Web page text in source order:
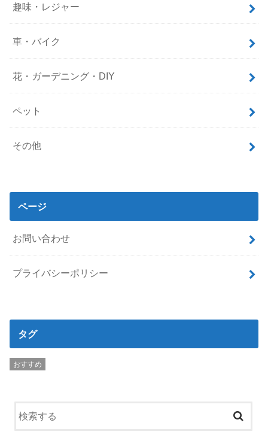
趣味・レジャー
車・バイク
花・ガーデニング・DIY
ペット
その他
ページ
お問い合わせ
プライバシーポリシー
タグ
おすすめ